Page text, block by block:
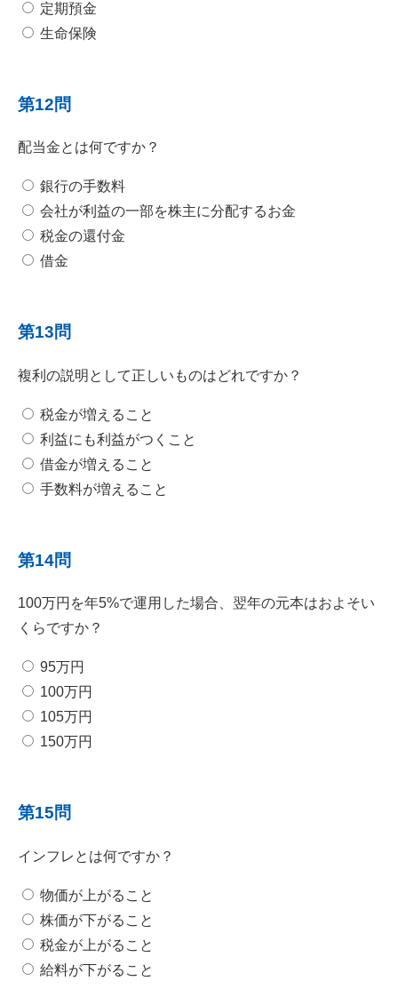
定期預金
生命保険
第12問
配当金とは何ですか？
銀行の手数料
会社が利益の一部を株主に分配するお金
税金の還付金
借金
第13問
複利の説明として正しいものはどれですか？
税金が増えること
利益にも利益がつくこと
借金が増えること
手数料が増えること
第14問
100万円を年5%で運用した場合、翌年の元本はおよそい
くらですか？
95万円
100万円
105万円
150万円
第15問
インフレとは何ですか？
物価が上がること
株価が下がること
税金が上がること
給料が下がること